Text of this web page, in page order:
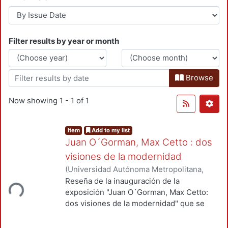
Filter results by year or month
Browse
Now showing 1 - 1 of 1
Item Add to my list
Juan O´Gorman, Max Cetto : dos
visiones de la modernidad
(Universidad Autónoma Metropolitana,
Rectoría General,2014-09-17 )Alcántara
Onofre, Saúl
Reseña de la inauguración de la
exposición "Juan O´Gorman, Max Cetto:
dos visiones de la modernidad" que se